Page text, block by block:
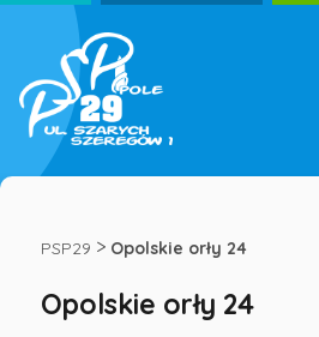
Opolskie
orły
24
PSP29 > Opolskie orły 24
Opolskie orły 24